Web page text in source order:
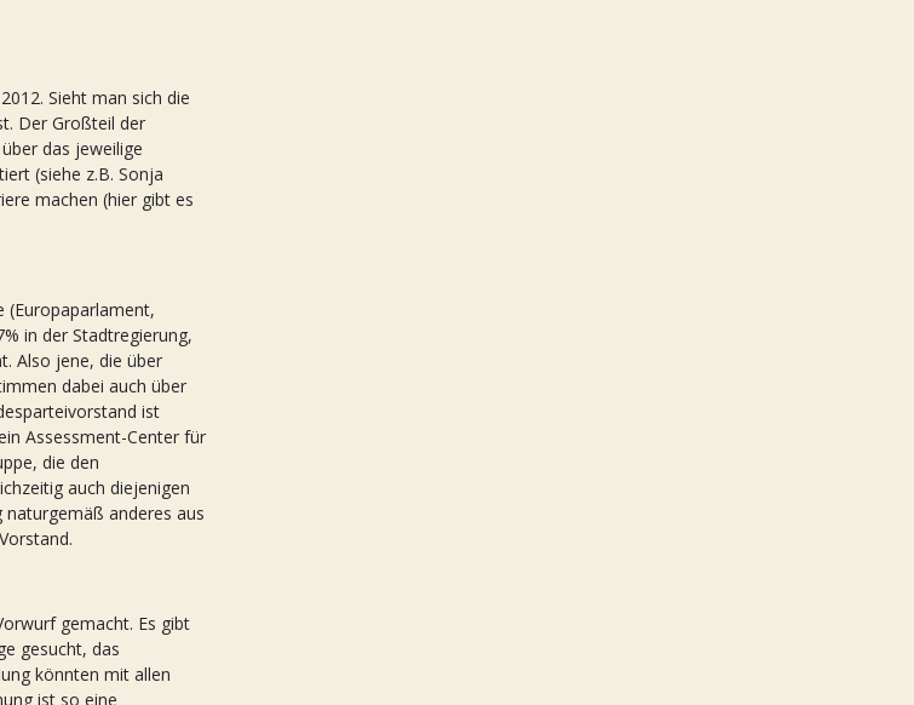
Sieht man sich die
Der Großteil der
das jeweilige
(siehe z.B. Sonja
machen (hier gibt es
(Europaparlament,
in der Stadtregierung,
Also jene, die über
dabei auch über
ist
Assessment-Center für
die den
auch diejenigen
naturgemäß anderes aus
gemacht. Es gibt
gesucht, das
könnten mit allen
ist so eine